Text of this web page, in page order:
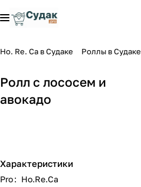
Ho. Re. Ca в Судаке Роллы в Судаке
Ролл с лососем и
авокадо
Характеристики
Pro: Ho.Re.Ca